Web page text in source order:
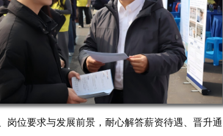
位要求与发展前景，耐心解答薪资待遇、晋升通